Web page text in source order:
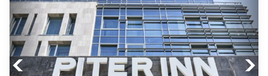
Previous Next